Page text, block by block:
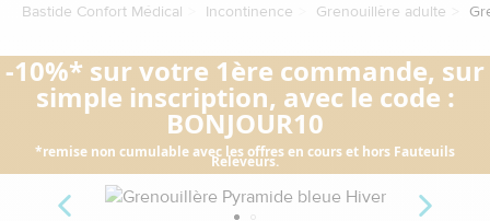
Bastide Confort Médical Incontinence Grenouillère adulte
-10%* sur votre 1ère commande, sur
simple inscription, avec le code :
BONJOUR10
*remise non cumulable avec les offres en cours et hors Fauteuils
Releveurs.